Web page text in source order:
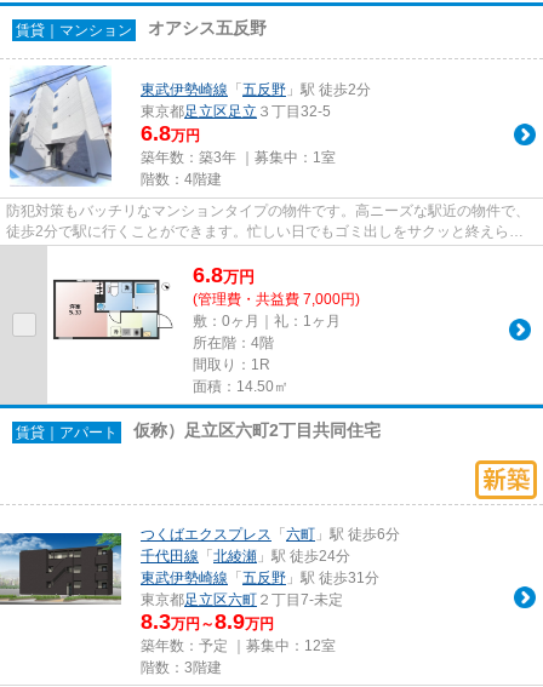
賃貸｜マンション オアシス五反野
東武伊勢崎線 「 五反野 」駅 徒歩2分
東京都足立区足立 ３丁目32-5
6.8万円
築年数：築3年 ｜募集中： 1室
階数：4階建
防犯対策もバッチリなマンションタイプの物件です。高ニーズな駅近の物件で、
徒歩2分で駅に行くことができます。忙しい日でもゴミ出しをサクッと終えられ
6.8万円
(管理費・共益費 7,000円)
敷：0ヶ月｜礼：1ヶ月
所在階：4階
間取り：1R
面積：14.50㎡
賃貸｜アパート 仮称）足立区六町2丁目共同住宅
つくばエクスプレス 「 六町 」駅 徒歩6分
千代田線 「 北綾瀬 」駅 徒歩24分
東武伊勢崎線 「 五反野 」駅 徒歩31分
東京都足立区六町 ２丁目7-未定
8.3万円～8.9万円
築年数：予定 ｜募集中： 12室
階数：3階建